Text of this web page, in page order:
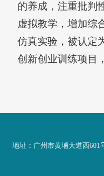
的养成，注重批判
虚拟教学，增加综
仿真实验，被认定
创新创业训练项目
地址：广州市黄埔大道西601